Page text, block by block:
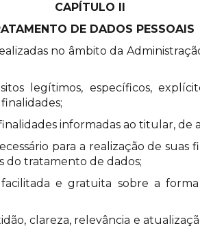
CAPÍTULO II
DE DADOS PESSOAIS
no âmbito da
legítimos, específicos,
informadas ao titular,
para a realização de
do tratamento de dados;
e gratuita sobre a
clareza, relevância e